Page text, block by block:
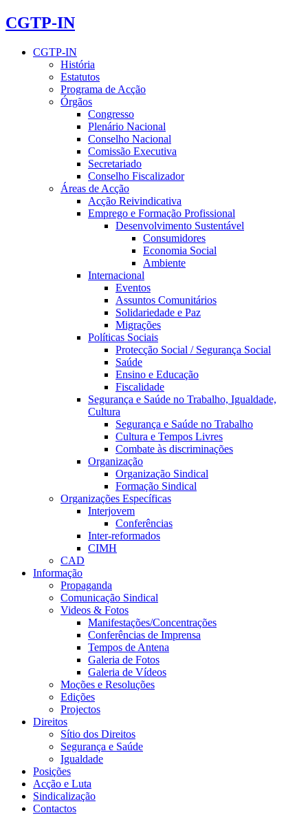
CGTP-IN
CGTP-IN
História
Estatutos
Programa de Acção
Órgãos
Congresso
Plenário Nacional
Conselho Nacional
Comissão Executiva
Secretariado
Conselho Fiscalizador
Áreas de Acção
Acção Reivindicativa
Emprego e Formação Profissional
Desenvolvimento Sustentável
Consumidores
Economia Social
Ambiente
Internacional
Eventos
Assuntos Comunitários
Solidariedade e Paz
Migrações
Políticas Sociais
Protecção Social / Segurança Social
Saúde
Ensino e Educação
Fiscalidade
Segurança e Saúde no Trabalho, Igualdade,
Cultura
Segurança e Saúde no Trabalho
Cultura e Tempos Livres
Combate às discriminações
Organização
Organização Sindical
Formação Sindical
Organizações Específicas
Interjovem
Conferências
Inter-reformados
CIMH
CAD
Informação
Propaganda
Comunicação Sindical
Videos & Fotos
Manifestações/Concentrações
Conferências de Imprensa
Tempos de Antena
Galeria de Fotos
Galeria de Vídeos
Moções e Resoluções
Edições
Projectos
Direitos
Sítio dos Direitos
Segurança e Saúde
Igualdade
Posições
Acção e Luta
Sindicalização
Contactos